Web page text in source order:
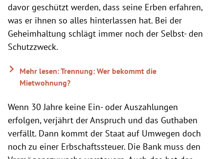
davor geschützt werden, dass seine Erben erfahren,
was er ihnen so alles hinterlassen hat. Bei der
Geheimhaltung schlägt immer noch der Selbst- den
Schutzzweck.
Mehr lesen: Trennung: Wer bekommt die
Mietwohnung?
Wenn 30 Jahre keine Ein- oder Auszahlungen
erfolgen, verjährt der Anspruch und das Guthaben
verfällt. Dann kommt der Staat auf Umwegen doch
noch zu einer Erbschaftssteuer. Die Bank muss den